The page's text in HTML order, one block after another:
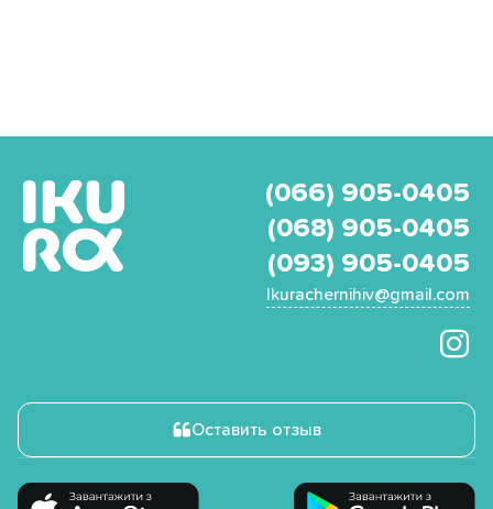
(066) 905-0405
(068) 905-0405
(093) 905-0405
Ikurachernihiv@gmail.com
Оставить отзыв